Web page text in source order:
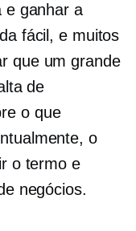
e ganhar a
fácil, e muitos
que um grande
de
o que
o
o termo e
negócios.